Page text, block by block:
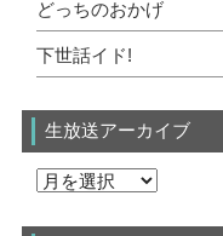
どっちのおかげ
下世話イド!
生放送アーカイブ